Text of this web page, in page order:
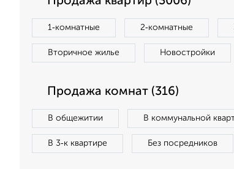
1‑комнатные 2‑комнатные
Вторичное жилье Новостройки
Продажа комнат (316)
В общежитии В коммунальной
В 3‑к квартире Без посредников